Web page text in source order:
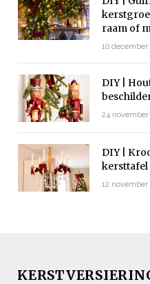
raam of
10 december
DIY |
24 november
DIY |
kersttafel
12 november